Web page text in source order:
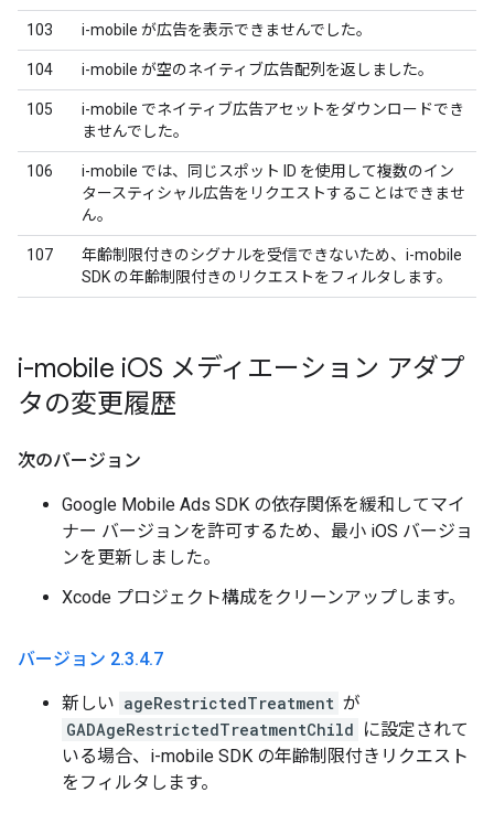
103 i-mobile が広告を表示できませんでした。
104 i-mobile が空のネイティブ広告配列を返しました。
105
i-mobile でネイティブ広告アセットをダウンロードでき
ませんでした。
106
i-mobile では、同じスポット ID を使用して複数のイン
タースティシャル広告をリクエストすることはできませ
ん。
107
年齢制限付きのシグナルを受信できないため、i-mobile
SDK の年齢制限付きのリクエストをフィルタします。
i-mobile iOS メディエーション アダプ
タの変更履歴
次のバージョン
Google Mobile Ads SDK の依存関係を緩和してマイ
ナー バージョンを許可するため、最小 iOS バージョ
ンを更新しました。
Xcode プロジェクト構成をクリーンアップします。
バージョン 2.3.4.7
新しい ageRestrictedTreatment が
GADAgeRestrictedTreatmentChild に設定されて
いる場合、i-mobile SDK の年齢制限付きリクエスト
をフィルタします。